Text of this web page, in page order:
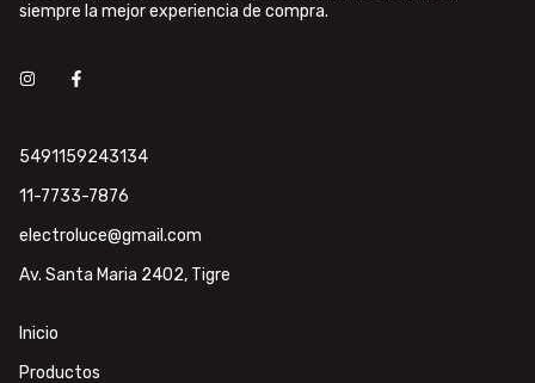
siempre la mejor experiencia de compra.
5491159243134
11-7733-7876
electroluce@gmail.com
Av. Santa Maria 2402, Tigre
Inicio
Productos